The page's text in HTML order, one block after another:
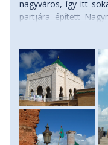
nagyváros, így itt
partjára épített
Innen továbbhaladva
toronyhoz és a
V.Mohammed -
Rabati
továbbindulunk a
Chefchaouen felé.
ellátás: reggel.